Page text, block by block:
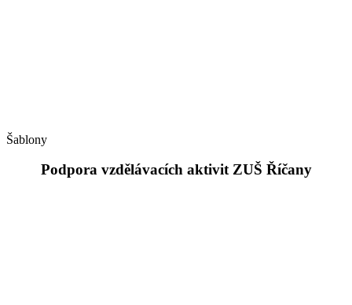
Šablony
Podpora vzdělávacích aktivit ZUŠ Říčany